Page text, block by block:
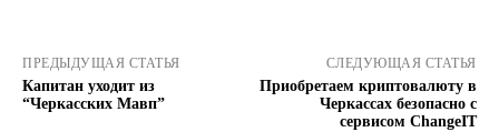
ПРЕДЫДУЩАЯ СТАТЬЯ
Капитан уходит из
“Черкасских Мавп”
СЛЕДУЮЩАЯ СТАТЬЯ
Приобретаем криптовалюту в
Черкассах безопасно с
сервисом ChangeIT